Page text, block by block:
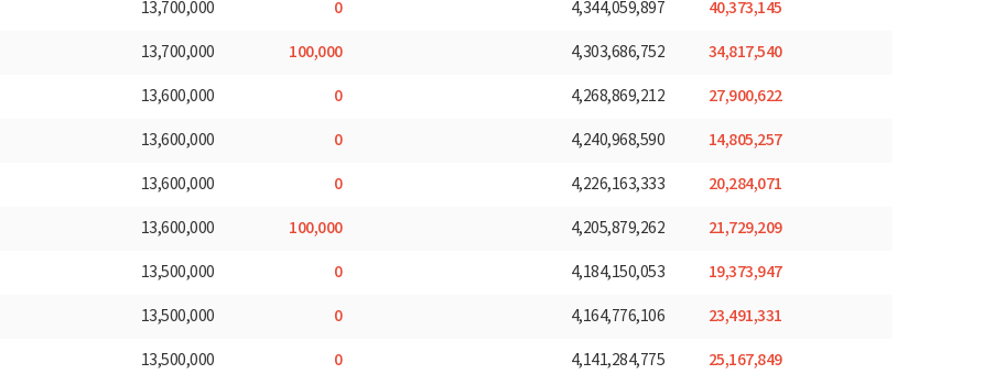
13,700,000 0 4,344,059,897 40,373,145
13,700,000 100,000 4,303,686,752 34,817,540
13,600,000 0 4,268,869,212 27,900,622
13,600,000 0 4,240,968,590 14,805,257
13,600,000 0 4,226,163,333 20,284,071
13,600,000 100,000 4,205,879,262 21,729,209
13,500,000 0 4,184,150,053 19,373,947
13,500,000 0 4,164,776,106 23,491,331
13,500,000 0 4,141,284,775 25,167,849